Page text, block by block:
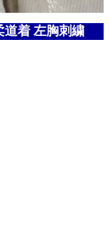
道着 左胸刺繍